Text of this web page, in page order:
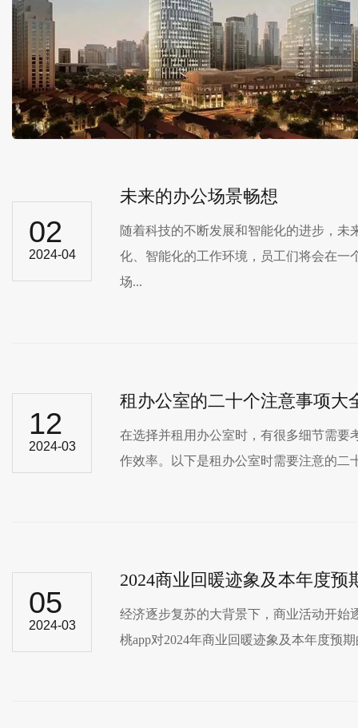
02
2024-04
未来的办公场景畅想
随着科技的不断发展和智能化的进步，
化、智能化的工作环境，员工们将会在
场...
12
2024-03
租办公室的二十个注意事项大
在选择并租用办公室时，有很多细节需
作效率。以下是租办公室时需要注意的二十
05
2024-03
2024商业回暖迹象及本年度预
经济逐步复苏的大背景下，商业活动开始
桃app对2024年商业回暖迹象及本年度预期